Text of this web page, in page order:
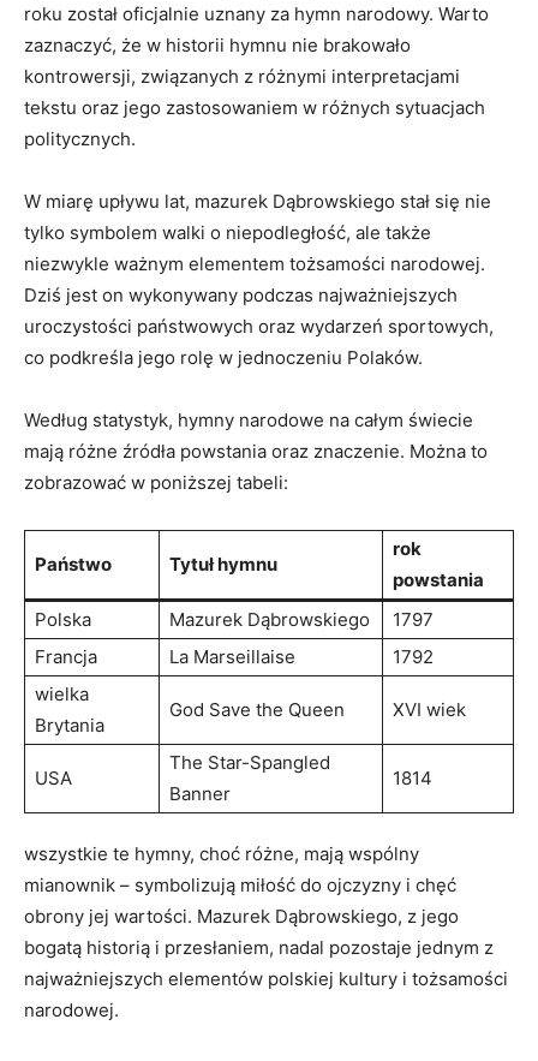
roku ⁤został oficjalnie uznany za hymn narodowy. Warto
zaznaczyć, że w historii hymnu nie brakowało
kontrowersji, związanych ⁣z ​różnymi interpretacjami
tekstu oraz jego zastosowaniem w różnych sytuacjach
politycznych.
W miarę upływu lat, mazurek Dąbrowskiego stał się nie
tylko symbolem walki o niepodległość, ale także
niezwykle ważnym elementem tożsamości narodowej.
Dziś⁤ jest on wykonywany podczas‌ najważniejszych
uroczystości państwowych oraz wydarzeń‍ sportowych,
co ⁤podkreśla jego ‍rolę w ⁢jednoczeniu ‌Polaków.
Według statystyk, hymny narodowe na całym świecie
mają różne źródła powstania oraz znaczenie. Można to
zobrazować w ⁣poniższej tabeli:
Państwo Tytuł hymnu
rok
powstania
Polska
Mazurek Dąbrowskiego
1797
Francja
La Marseillaise
1792
wielka
Brytania
God Save ​the Queen XVI wiek
USA
The​ Star-Spangled
Banner
1814
wszystkie te hymny,​ choć różne, mają wspólny
mianownik – symbolizują miłość do ojczyzny i chęć
obrony jej ‍wartości. Mazurek Dąbrowskiego, ⁤z jego
bogatą historią i przesłaniem, nadal ⁣pozostaje jednym z
najważniejszych elementów polskiej kultury‌ i ⁣tożsamości
narodowej.